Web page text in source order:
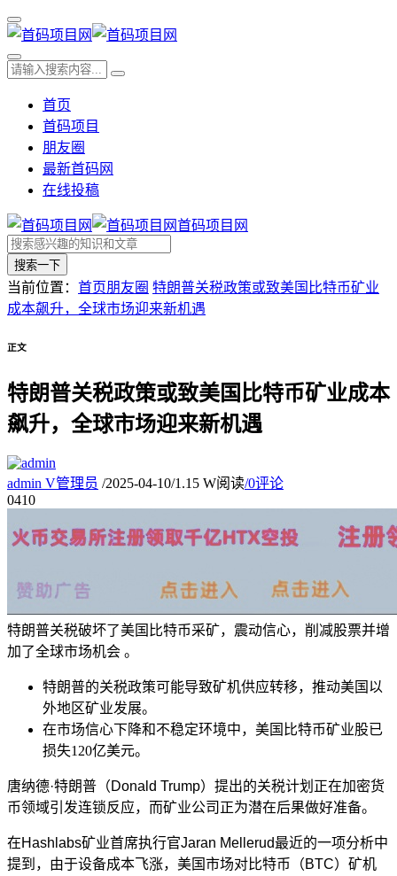
首页
首码项目
朋友圈
最新首码网
在线投稿
首码项目网
搜索一下
当前位置： 首页朋友圈 特朗普关税政策或致美国比特币矿业
成本飙升，全球市场迎来新机遇
正文
特朗普关税政策或致美国比特币矿业成本
飙升，全球市场迎来新机遇
admin V管理员 /2025-04-10/1.15 W阅读/0评论
0410
特朗普关税破坏了美国比特币采矿，震动信心，削减股票并增
加了全球市场机会 。
特朗普的关税政策可能导致矿机供应转移，推动美国以
外地区矿业发展。
在市场信心下降和不稳定环境中，美国比特币矿业股已
损失120亿美元。
唐纳德·特朗普（Donald Trump）提出的关税计划正在加密货
币领域引发连锁反应，而矿业公司正为潜在后果做好准备。
在Hashlabs矿业首席执行官Jaran Mellerud最近的一项分析中
提到，由于设备成本飞涨，美国市场对比特币（BTC）矿机